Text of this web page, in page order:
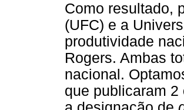
Como resultado,
(UFC) e a
produtividade
Rogers. Ambas
nacional.
que publicaram 2